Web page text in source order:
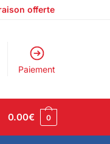
offerte
Paiement
0.00€ 0